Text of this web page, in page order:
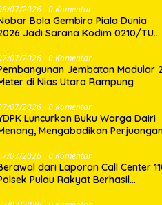
07/2026 0 Komentar
Bola Gembira Piala Dunia
Jadi Sarana Kodim 0210/TU
dengan Warga
07/2026 0 Komentar
Jembatan Modular
di Nias Utara Rampung
07/2026 0 Komentar
Luncurkan Buku Warga Dairi
Mengabadikan
Hukum
07/2026 0 Komentar
dari Laporan Call Center
Pulau Rakyat Berhasil